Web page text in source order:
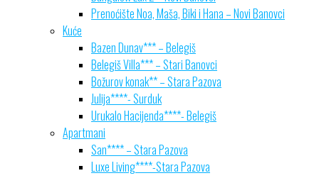
Prenoćište Noa, Maša, Biki i Hana – Novi Banovci
Kuće
Bazen Dunav*** – Belegiš
Belegiš Villa*** – Stari Banovci
Božurov konak** – Stara Pazova
Julija****- Surduk
Urukalo Hacijenda****- Belegiš
Apartmani
San**** – Stara Pazova
Luxe Living****-Stara Pazova